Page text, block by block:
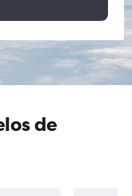
de